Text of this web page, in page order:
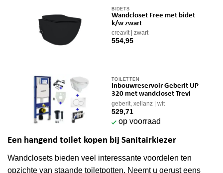
BIDETS
Wandcloset Free met bidet
k/w zwart
creavit zwart
554,95
TOILETTEN
Inbouwreservoir Geberit UP-
320 met wandcloset Trevi
geberit, xellanz wit
529,71
op voorraad
Een hangend toilet kopen bij Sanitairkiezer
Wandclosets bieden veel interessante voordelen ten
opzichte van staande toiletpotten. Neemt u gerust eens